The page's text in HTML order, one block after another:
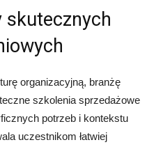
skutecznych
organizacyjną, branżę
szkolenia sprzedażowe
potrzeb i kontekstu
uczestnikom łatwiej